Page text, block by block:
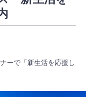
ーで「新生活を応援し